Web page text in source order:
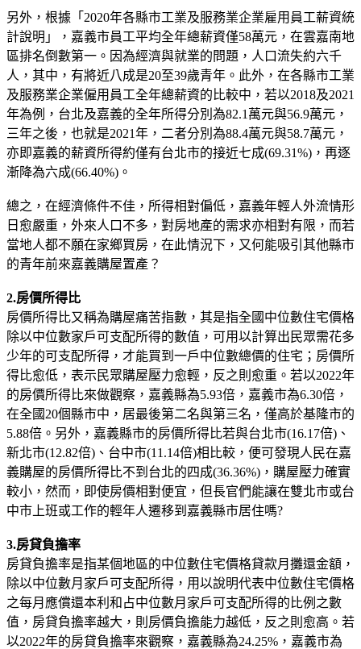
另外，根據「2020年各縣市工業及服務業企業雇用員工薪資統
計說明」，嘉義市員工平均全年總薪資僅58萬元，在雲嘉南地
區排名倒數第一。因為經濟與就業的問題，人口流失約六千
人，其中，有將近八成是20至39歲青年。此外，在各縣市工業
及服務業企業僱用員工全年總薪資的比較中，若以2018及2021
年為例，台北及嘉義的全年所得分別為82.1萬元與56.9萬元，
三年之後，也就是2021年，二者分別為88.4萬元與58.7萬元，
亦即嘉義的薪資所得約僅有台北市的接近七成(69.31%)，再逐
漸降為六成(66.40%)。
總之，在經濟條件不佳，所得相對偏低，嘉義年輕人外流情形
日愈嚴重，外來人口不多，對房地產的需求亦相對有限，而若
當地人都不願在家鄉買房，在此情況下，又何能吸引其他縣市
的青年前來嘉義購屋置產？
2.房價所得比
房價所得比又稱為購屋痛苦指數，其是指全國中位數住宅價格
除以中位數家戶可支配所得的數值，可用以計算出民眾需花多
少年的可支配所得，才能買到一戶中位數總價的住宅；房價所
得比愈低，表示民眾購屋壓力愈輕，反之則愈重。若以2022年
的房價所得比來做觀察，嘉義縣為5.93倍，嘉義市為6.30倍，
在全國20個縣市中，居最後第二名與第三名，僅高於基隆市的
5.88倍。另外，嘉義縣市的房價所得比若與台北市(16.17倍)、
新北市(12.82倍)、台中市(11.14倍)相比較，便可發現人民在嘉
義購屋的房價所得比不到台北的四成(36.36%)，購屋壓力確實
較小，然而，即使房價相對便宜，但長官們能讓在雙北市或台
中市上班或工作的輕年人遷移到嘉義縣市居住嗎?
3.房貸負擔率
房貸負擔率是指某個地區的中位數住宅價格貸款月攤還金額，
除以中位數月家戶可支配所得，用以說明代表中位數住宅價格
之每月應償還本利和占中位數月家戶可支配所得的比例之數
值，房貸負擔率越大，則房價負擔能力越低，反之則愈高。若
以2022年的房貸負擔率來觀察，嘉義縣為24.25%，嘉義市為